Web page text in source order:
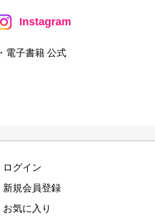
Instagram
・電子書籍 公式
ログイン
新規会員登録
お気に入り